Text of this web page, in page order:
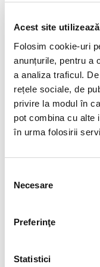
Acest site
Folosim cookie-uri
anunțurile, pentru a
a analiza traficul.
rețele sociale, de
privire la modul în
pot combina cu alte
în urma folosirii
consimțământului
Necesare
Preferinţe
Statistici
ReviSal, odata cu
Contractelor de
Judetene pentru
Agentia
acces la acest
Registrul
elementele
data inceperii
durata
STAGIU
Private Mici si